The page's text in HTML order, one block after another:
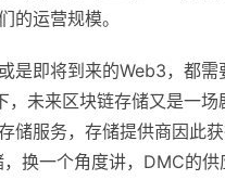
的运营规模。
是即将到来的Web3，都
未来区块链存储又是一
储服务，存储提供商因此
换一个角度讲，DMC的